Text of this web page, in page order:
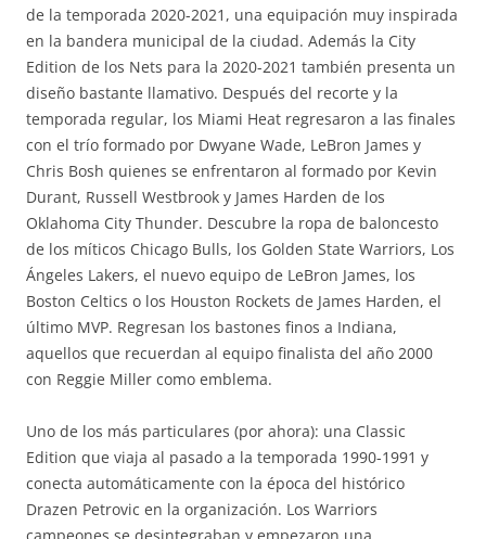
de la temporada 2020-2021, una equipación muy inspirada
en la bandera municipal de la ciudad. Además la City
Edition de los Nets para la 2020-2021 también presenta un
diseño bastante llamativo. Después del recorte y la
temporada regular, los Miami Heat regresaron a las finales
con el trío formado por Dwyane Wade, LeBron James y
Chris Bosh quienes se enfrentaron al formado por Kevin
Durant, Russell Westbrook y James Harden de los
Oklahoma City Thunder. Descubre la ropa de baloncesto
de los míticos Chicago Bulls, los Golden State Warriors, Los
Ángeles Lakers, el nuevo equipo de LeBron James, los
Boston Celtics o los Houston Rockets de James Harden, el
último MVP. Regresan los bastones finos a Indiana,
aquellos que recuerdan al equipo finalista del año 2000
con Reggie Miller como emblema.
Uno de los más particulares (por ahora): una Classic
Edition que viaja al pasado a la temporada 1990-1991 y
conecta automáticamente con la época del histórico
Drazen Petrovic en la organización. Los Warriors
campeones se desintegraban y empezaron una